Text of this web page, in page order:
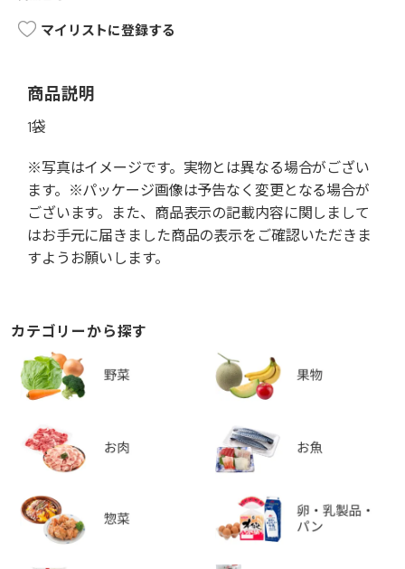
マイリストに登録する
商品説明
1袋
※写真はイメージです。実物とは異なる場合がござい
ます。※パッケージ画像は予告なく変更となる場合が
ございます。また、商品表示の記載内容に関しまして
はお手元に届きました商品の表示をご確認いただきま
すようお願いします。
カテゴリーから探す